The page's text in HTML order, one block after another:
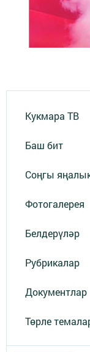
Кукмара ТВ
Баш бит
Соңгы
Фотогалерея
Белдерүләр
Рубрикалар
Документлар
Төрле